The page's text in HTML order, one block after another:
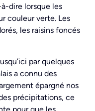
dire lorsque les
couleur verte. Les
les raisins foncés
par quelques
a connu des
épargné nos
précipitations, ce